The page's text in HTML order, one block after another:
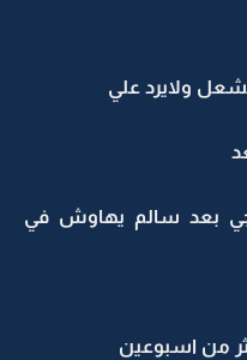
ولايرد علي
بعد سالم يهاوش في
من اسبوعين